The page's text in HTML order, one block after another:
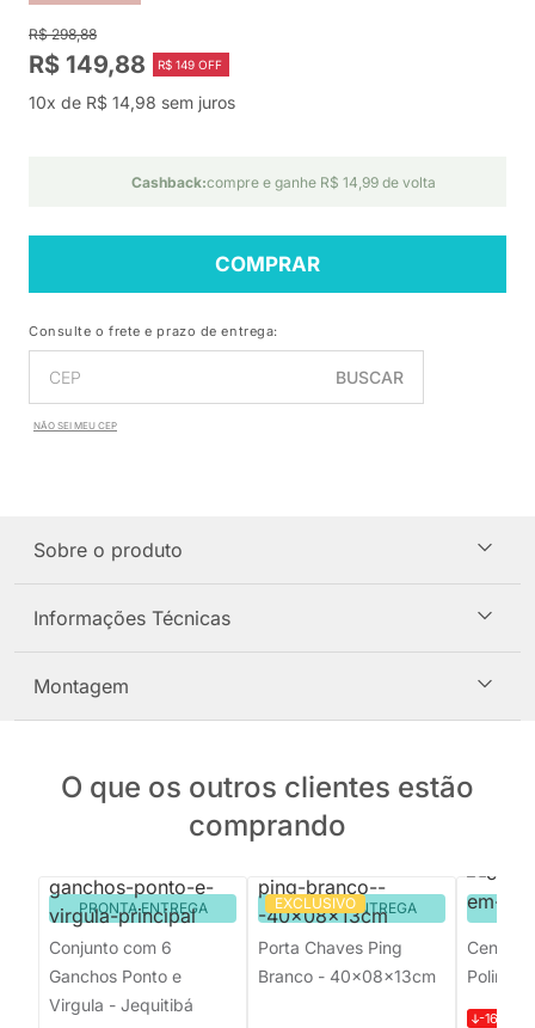
R$ 298,88
R$ 149,88 R$ 149 OFF
10x de R$ 14,98 sem juros
Cashback:compre e ganhe R$ 14,99 de volta
COMPRAR
Consulte o frete e prazo de entrega:
BUSCAR
NÃO SEI MEU CEP
Sobre o produto
Informações Técnicas
Montagem
O que os outros clientes estão
comprando
PRONTA ENTREGA
Conjunto com 6
Ganchos Ponto e
Virgula - Jequitibá
EXCLUSIVO
PRONTA ENTREGA
Porta Chaves Ping
Branco - 40x08x13cm
Centro
-16%